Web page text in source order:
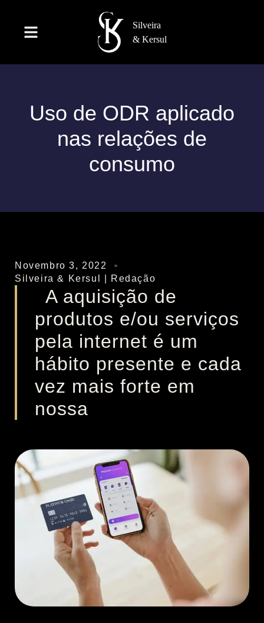
Uso de ODR aplicado
nas relações de
consumo
Novembro 3, 2022
Silveira & Kersul | Redação
A aquisição de
produtos e/ou serviços
pela internet é um
hábito presente e cada
vez mais forte em
nossa